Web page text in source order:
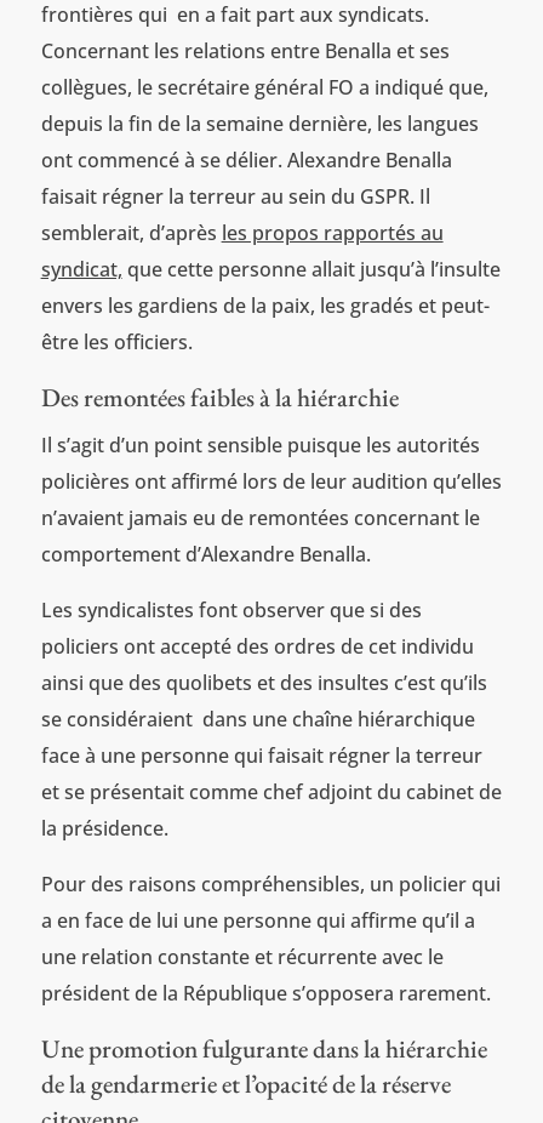
frontières qui en a fait part aux syndicats.
Concernant les relations entre Benalla et ses
collègues, le secrétaire général FO a indiqué que,
depuis la fin de la semaine dernière, les langues
ont commencé à se délier. Alexandre Benalla
faisait régner la terreur au sein du GSPR. Il
semblerait, d’après les propos rapportés au
syndicat, que cette personne allait jusqu’à l’insulte
envers les gardiens de la paix, les gradés et peut-
être les officiers.
Des remontées faibles à la hiérarchie
Il s’agit d’un point sensible puisque les autorités
policières ont affirmé lors de leur audition qu’elles
n’avaient jamais eu de remontées concernant le
comportement d’Alexandre Benalla.
Les syndicalistes font observer que si des
policiers ont accepté des ordres de cet individu
ainsi que des quolibets et des insultes c’est qu’ils
se considéraient dans une chaîne hiérarchique
face à une personne qui faisait régner la terreur
et se présentait comme chef adjoint du cabinet de
la présidence.
Pour des raisons compréhensibles, un policier qui
a en face de lui une personne qui affirme qu’il a
une relation constante et récurrente avec le
président de la République s’opposera rarement.
Une promotion fulgurante dans la hiérarchie
de la gendarmerie et l’opacité de la réserve